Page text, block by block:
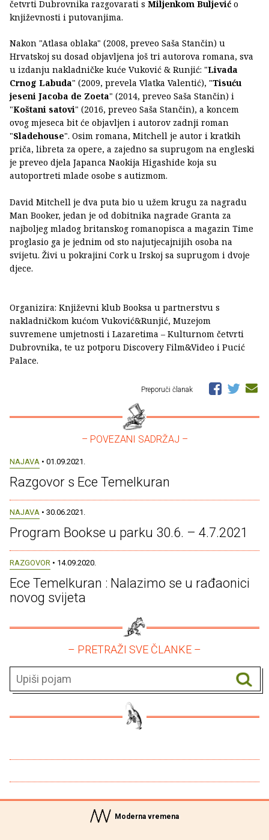
četvrti Dubrovnika razgovarati s Miljenkom Buljević o
književnosti i putovanjima.
Nakon "Atlasa oblaka" (2008, preveo Saša Stančin) u
Hrvatskoj su dosad objavljena još tri autorova romana, sva
u izdanju nakladničke kuće Vuković & Runjić: "Livada
Crnog Labuda" (2009, prevela Vlatka Valentić), "Tisuću
jeseni Jacoba de Zoeta" (2014, preveo Saša Stančin) i
"Koštani satovi" (2016, preveo Saša Stančin), a koncem
ovog mjeseca bit će objavljen i autorov zadnji roman
"Sladehouse". Osim romana, Mitchell je autor i kratkih
priča, libreta za opere, a zajedno sa suprugom na engleski
je preveo djela Japanca Naokija Higashide koja su
autoportreti mlade osobe s autizmom.
David Mitchell je dva puta bio u užem krugu za nagradu
Man Booker, jedan je od dobitnika nagrade Granta za
najboljeg mladog britanskog romanopisca a magazin Time
proglasio ga je jednim od sto najutjecajnijih osoba na
svijetu. Živi u pokrajini Cork u Irskoj sa suprugom i dvoje
djece.
Organizira: Književni klub Booksa u partnerstvu s
nakladničkom kućom Vuković&Runjić, Muzejom
suvremene umjetnosti i Lazaretima – Kulturnom četvrti
Dubrovnika, te uz potporu Discovery Film&Video i Pucić
Palace.
Preporuči članak
– POVEZANI SADRŽAJ –
NAJAVA • 01.09.2021.
Razgovor s Ece Temelkuran
NAJAVA • 30.06.2021.
Program Bookse u parku 30.6. – 4.7.2021
RAZGOVOR • 14.09.2020.
Ece Temelkuran : Nalazimo se u rađaonici
novog svijeta
– PRETRAŽI SVE ČLANKE –
Moderna vremena